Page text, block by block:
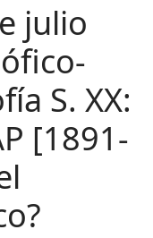
julio
S. XX:
[1891-